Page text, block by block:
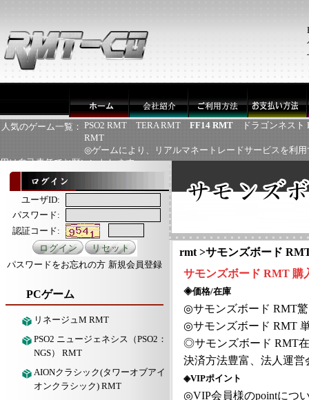
人気のゲーム一覧： PSO2 RMT TERA RMT FF14 RMT
ドラゴンネスト
RMT
◎ゲームにより、リアルマネートレードサービスを利
用は自己責任でお願いいたします
ユーザID:
パスワード:
認証コード:
パスワードをお忘れの方 新規会員登録
PCゲーム
リネージュM RMT
PSO2 ニュージェネシス（PSO2：
NGS） RMT
AIONクラシック(タワーオブアイ
オンクラシック) RMT
rmt >サモンズボード
サモンズボード RMT 購
◈価格/在庫
◎サモンズボード RMT
◎サモンズボード RMT
◎サモンズボード RMT
決済方法豊富、法人運
◈VIPポイント
◎VIP会員様のpointにつ